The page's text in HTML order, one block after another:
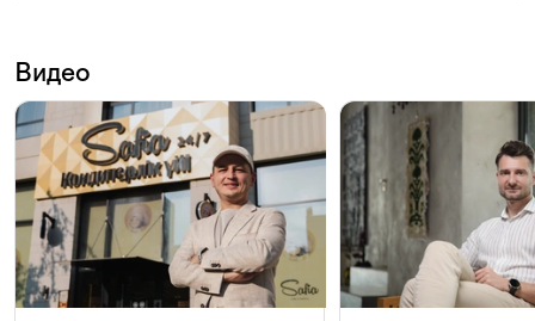
Видео